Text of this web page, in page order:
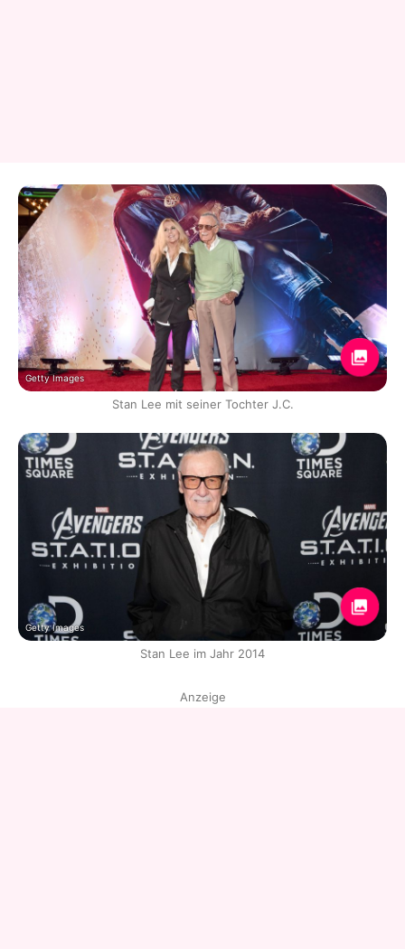
Getty Images
Stan Lee mit seiner Tochter J.C.
Getty Images
Stan Lee im Jahr 2014
Anzeige